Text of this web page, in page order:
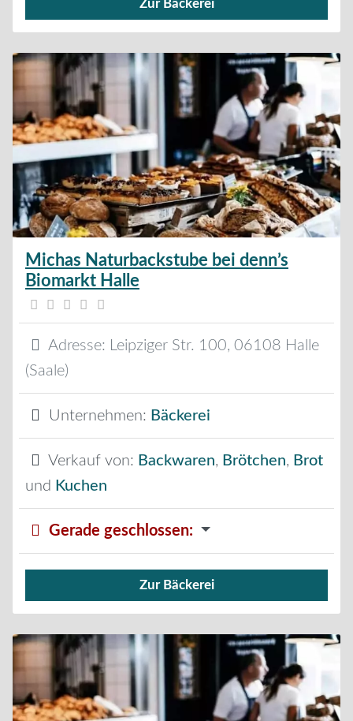
Verkauf von Brötchen,
Zur Bäckerei
Michas Naturbackstube bei denn’s
Biomarkt Halle
Adresse: Leipziger Str. 100, 06108 Halle
(Saale)
Unternehmen: Bäckerei
Verkauf von: Backwaren, Brötchen, Brot
und Kuchen
Gerade geschlossen:
Verkauf von Brötchen,
Zur Bäckerei